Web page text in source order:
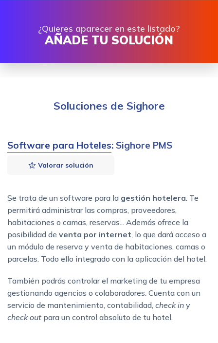
¿Quieres aparecer en este listado?
AÑADE TU SOLUCIÓN
Soluciones de Sighore
Software para Hoteles: Sighore PMS
Valorar solución
Se trata de un software para la gestión hotelera. Te
permitirá administrar las compras, proveedores,
habitaciones o camas, reservas... Además ofrece la
posibilidad de venta por internet, lo que dará acceso a
un módulo de reserva y venta de habitaciones, camas o
parcelas. Todo ello integrado con la aplicación del hotel.
También podrás controlar el marketing de tu empresa
gestionando agencias o colaboradores. Cuenta con un
servicio de mantenimiento, contabilidad, check in y
check out para un control absoluto de tu hotel.